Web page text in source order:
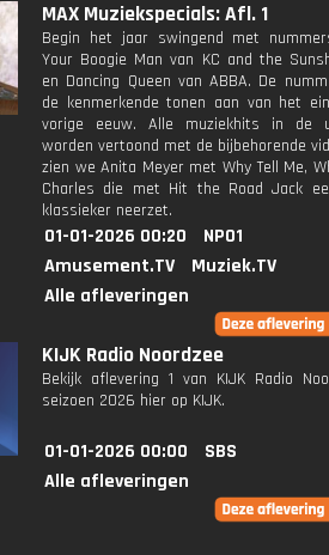
MAX Muziekspecials: Afl. 1
Begin het jaar swingend met
Your Boogie Man van KC and the
en Dancing Queen van ABBA. De
de kenmerkende tonen aan van het
vorige eeuw. Alle muziekhits in de
worden vertoond met de bijbehorende
zien we Anita Meyer met Why Tell Me,
Charles die met Hit the Road Jack
klassieker neerzet.
01-01-2026 00:20
NPO1
Amusement.TV
Muziek.TV
Alle afleveringen
KIJK Radio Noordzee
Bekijk aflevering 1 van KIJK Radio
seizoen 2026 hier op KIJK.
01-01-2026 00:00
SBS
Alle afleveringen